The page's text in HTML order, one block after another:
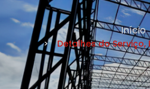
TELEFONE *
CIDADE *